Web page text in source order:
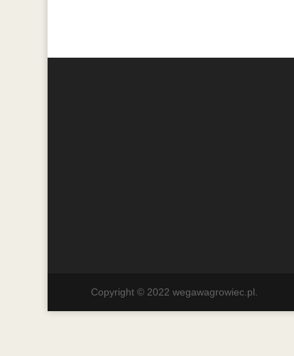
Copyright © 2022 wegawagrowiec.pl.